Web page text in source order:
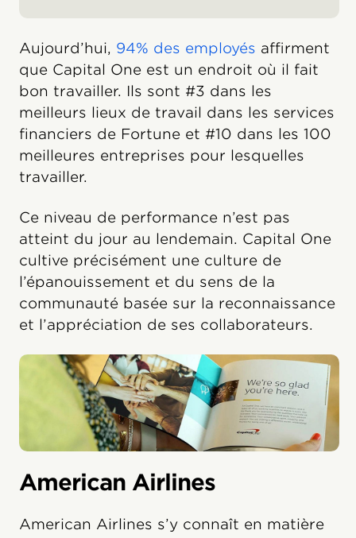
Aujourd’hui, 94% des employés affirment
que Capital One est un endroit où il fait
bon travailler. Ils sont #3 dans les
meilleurs lieux de travail dans les services
financiers de Fortune et #10 dans les 100
meilleures entreprises pour lesquelles
travailler.
Ce niveau de performance n’est pas
atteint du jour au lendemain. Capital One
cultive précisément une culture de
l’épanouissement et du sens de la
communauté basée sur la reconnaissance
et l’appréciation de ses collaborateurs.
American Airlines
American Airlines s’y connaît en matière